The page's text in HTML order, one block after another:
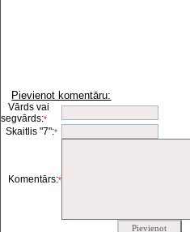
Pievienot komentāru:
Vārds vai
segvārds:*
Skaitlis "7":*
Komentārs:*